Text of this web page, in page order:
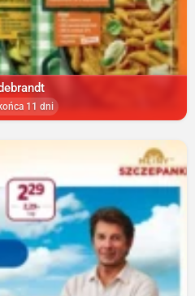
11 dni